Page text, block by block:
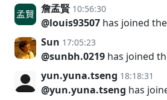
詹孟賢 10:56:30
@louis93507 has joined
Sun 17:05:23
@sunbh.0219 has joined
yun.yuna.tseng 18:18:31
@yun.yuna.tseng has